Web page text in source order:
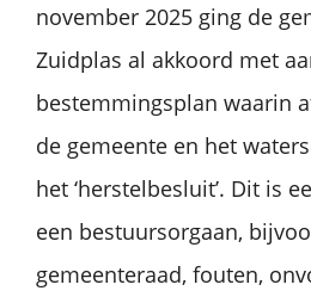
november 2025 ging de
Zuidplas al akkoord met
bestemmingsplan waarin
de gemeente en het
het ‘herstelbesluit’. Dit is
een bestuursorgaan,
gemeenteraad, fouten,